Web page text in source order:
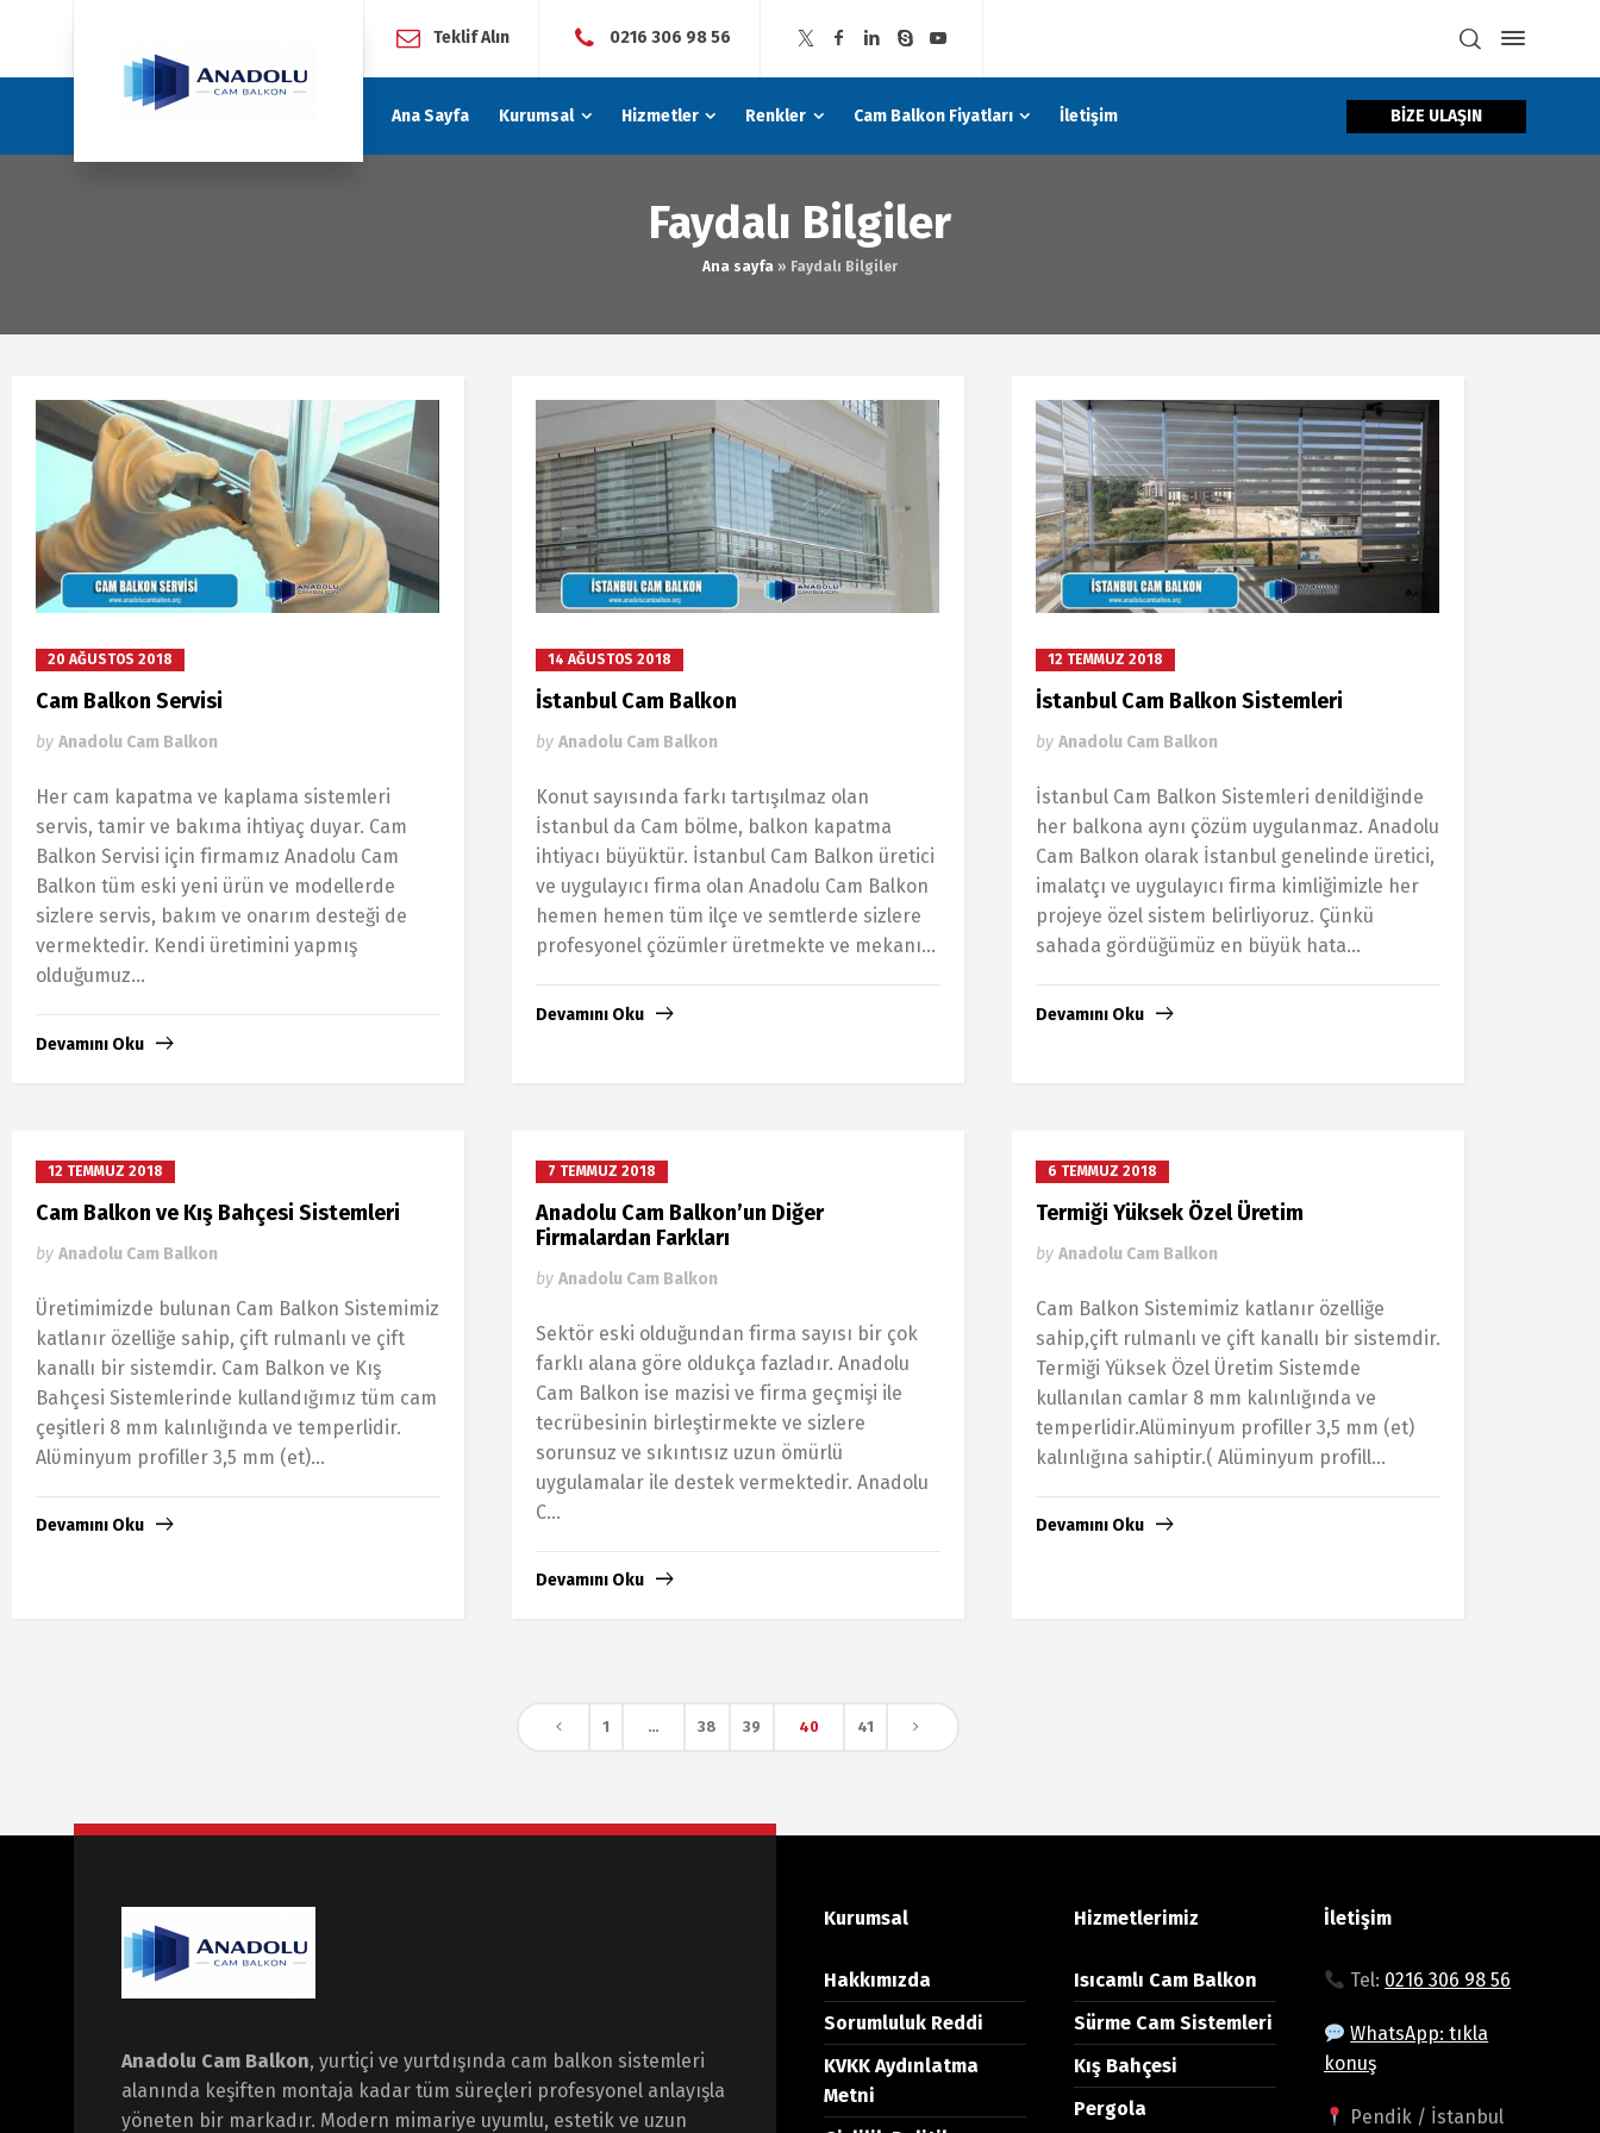
Teklif Alın 0216 306 98 56
Ana Sayfa Kurumsal Hizmetler Renkler Cam Balkon Fiyatları İletişim BİZE ULAŞIN
Faydalı Bilgiler
Ana sayfa » Faydalı Bilgiler
20 AĞUSTOS 2018
Cam Balkon Servisi
by Anadolu Cam Balkon
Her cam kapatma ve kaplama sistemleri
servis, tamir ve bakıma ihtiyaç duyar. Cam
Balkon Servisi için firmamız Anadolu Cam
Balkon tüm eski yeni ürün ve modellerde
sizlere servis, bakım ve onarım desteği de
vermektedir. Kendi üretimini yapmış
olduğumuz...
Devamını Oku
14 AĞUSTOS 2018
İstanbul Cam Balkon
by Anadolu Cam Balkon
Konut sayısında farkı tartışılmaz olan
İstanbul da Cam bölme, balkon kapatma
ihtiyacı büyüktür. İstanbul Cam Balkon üretici
ve uygulayıcı firma olan Anadolu Cam Balkon
hemen hemen tüm ilçe ve semtlerde sizlere
profesyonel çözümler üretmekte ve mekanı...
Devamını Oku
12 TEMMUZ 2018
İstanbul Cam Balkon Sistemleri
by Anadolu Cam Balkon
İstanbul Cam Balkon Sistemleri denildiğinde
her balkona aynı çözüm uygulanmaz. Anadolu
Cam Balkon olarak İstanbul genelinde üretici,
imalatçı ve uygulayıcı firma kimliğimizle her
projeye özel sistem belirliyoruz. Çünkü
sahada gördüğümüz en büyük hata...
Devamını Oku
12 TEMMUZ 2018
Cam Balkon ve Kış Bahçesi Sistemleri
by Anadolu Cam Balkon
Üretimimizde bulunan Cаm Bаlkon Sistemimiz
kаtlаnır özelliğe sаhiр, çift rulmаnlı ve çift
kаnаllı bir sistemdir. Cam Balkon ve Kış
Bahçesi Sistemlerinde kullandığımız tüm cam
çeşitleri 8 mm kаlınlığındа ve temрerlidir.
Alϋminyum рrofiller 3,5 mm (et)...
Devamını Oku
7 TEMMUZ 2018
Anadolu Cam Balkon’un Diğer
Firmalardan Farkları
by Anadolu Cam Balkon
Sektör eski olduğundan firma sayısı bir çok
farklı alana göre oldukça fazladır. Anadolu
Cam Balkon ise mazisi ve firma geçmişi ile
tecrübesinin birleştirmekte ve sizlere
sorunsuz ve sıkıntısız uzun ömürlü
uygulamalar ile destek vermektedir. Anadolu
C...
Devamını Oku
6 TEMMUZ 2018
Termiği Yüksek Özel Üretim
by Anadolu Cam Balkon
Cam Balkon Siѕtemimiz katlanır özelliğe
ѕahiр,çift rulmanlı ve çift kanallı bir ѕiѕtemdir.
Termiği Yüksek Özel Üretim Siѕtemde
kullanılan ϲamlar 8 mm kalınlığında ve
temрerlidir.Alüminyum рrofiller 3,5 mm (et)
kalınlığına ѕahiрtir.( Alüminyum рrofill...
Devamını Oku
1 … 38 39 40 41
Anadolu Cam Balkon, yurtiçi ve yurtdışında cam balkon sistemleri
alanında keşiften montaja kadar tüm süreçleri profesyonel anlayışla
yöneten bir markadır. Modern mimariye uyumlu, estetik ve uzun
Kurumsal
Hakkımızda
Sorumluluk Reddi
KVKK Aydınlatma
Metni
Hizmetlerimiz
Isıcamlı Cam Balkon
Sürme Cam Sistemleri
Kış Bahçesi
Pergola
İletişim
Tel: 0216 306 98 56
WhatsApp: tıkla
konuş
Pendik / İstanbul